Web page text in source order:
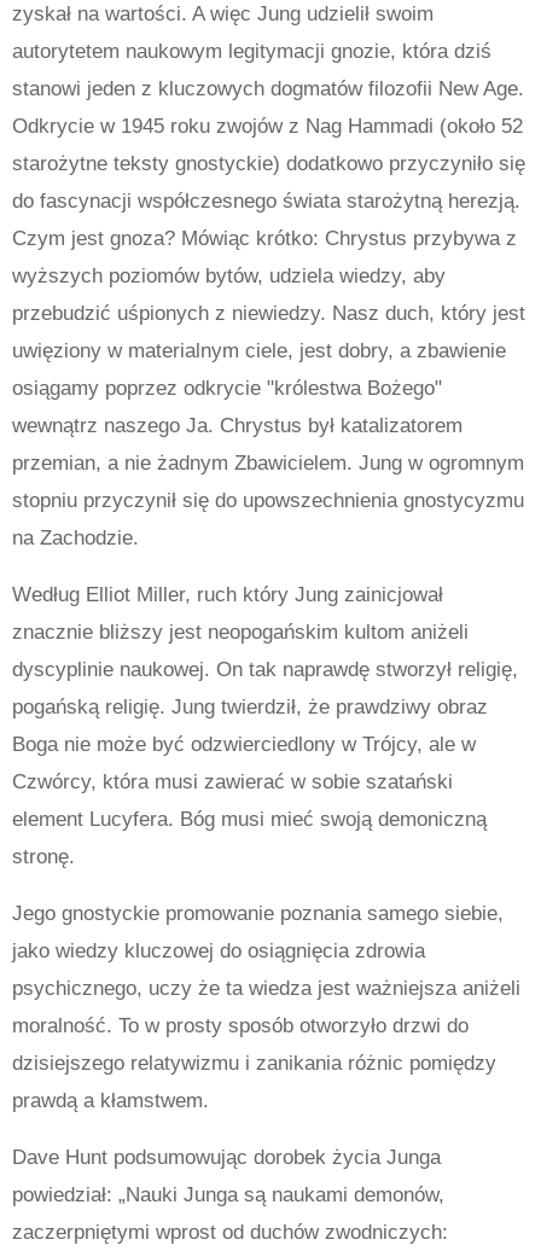
zyskał na wartości. A więc Jung udzielił swoim
autorytetem naukowym legitymacji gnozie, która dziś
stanowi jeden z kluczowych dogmatów filozofii New Age.
Odkrycie w 1945 roku zwojów z Nag Hammadi (około 52
starożytne teksty gnostyckie) dodatkowo przyczyniło się
do fascynacji współczesnego świata starożytną herezją.
Czym jest gnoza? Mówiąc krótko: Chrystus przybywa z
wyższych poziomów bytów, udziela wiedzy, aby
przebudzić uśpionych z niewiedzy. Nasz duch, który jest
uwięziony w materialnym ciele, jest dobry, a zbawienie
osiągamy poprzez odkrycie "królestwa Bożego"
wewnątrz naszego Ja. Chrystus był katalizatorem
przemian, a nie żadnym Zbawicielem. Jung w ogromnym
stopniu przyczynił się do upowszechnienia gnostycyzmu
na Zachodzie.
Według Elliot Miller, ruch który Jung zainicjował
znacznie bliższy jest neopogańskim kultom aniżeli
dyscyplinie naukowej. On tak naprawdę stworzył religię,
pogańską religię. Jung twierdził, że prawdziwy obraz
Boga nie może być odzwierciedlony w Trójcy, ale w
Czwórcy, która musi zawierać w sobie szatański
element Lucyfera. Bóg musi mieć swoją demoniczną
stronę.
Jego gnostyckie promowanie poznania samego siebie,
jako wiedzy kluczowej do osiągnięcia zdrowia
psychicznego, uczy że ta wiedza jest ważniejsza aniżeli
moralność. To w prosty sposób otworzyło drzwi do
dzisiejszego relatywizmu i zanikania różnic pomiędzy
prawdą a kłamstwem.
Dave Hunt podsumowując dorobek życia Junga
powiedział: „Nauki Junga są naukami demonów,
zaczerpniętymi wprost od duchów zwodniczych: